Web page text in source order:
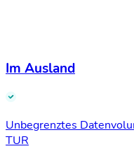
Im Ausland
Unbegrenztes
TUR